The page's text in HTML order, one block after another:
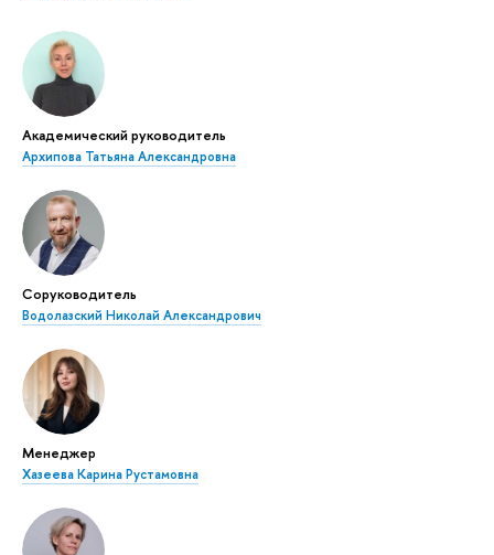
Академический руководитель
Архипова Татьяна Александровна
Соруководитель
Водолазский Николай Александрович
Менеджер
Хазеева Карина Рустамовна